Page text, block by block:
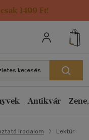
1499 Ft!
keresés
Antikvár
irodalom Lektűr